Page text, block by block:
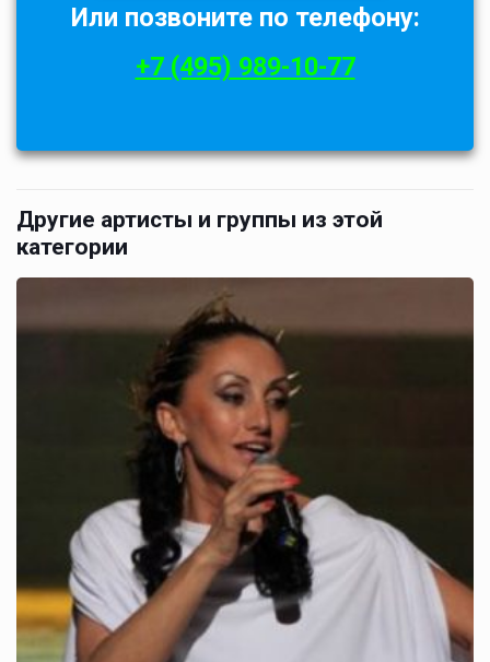
Или позвоните по телефону:
+7 (495) 989-10-77
Другие артисты и группы из этой
категории